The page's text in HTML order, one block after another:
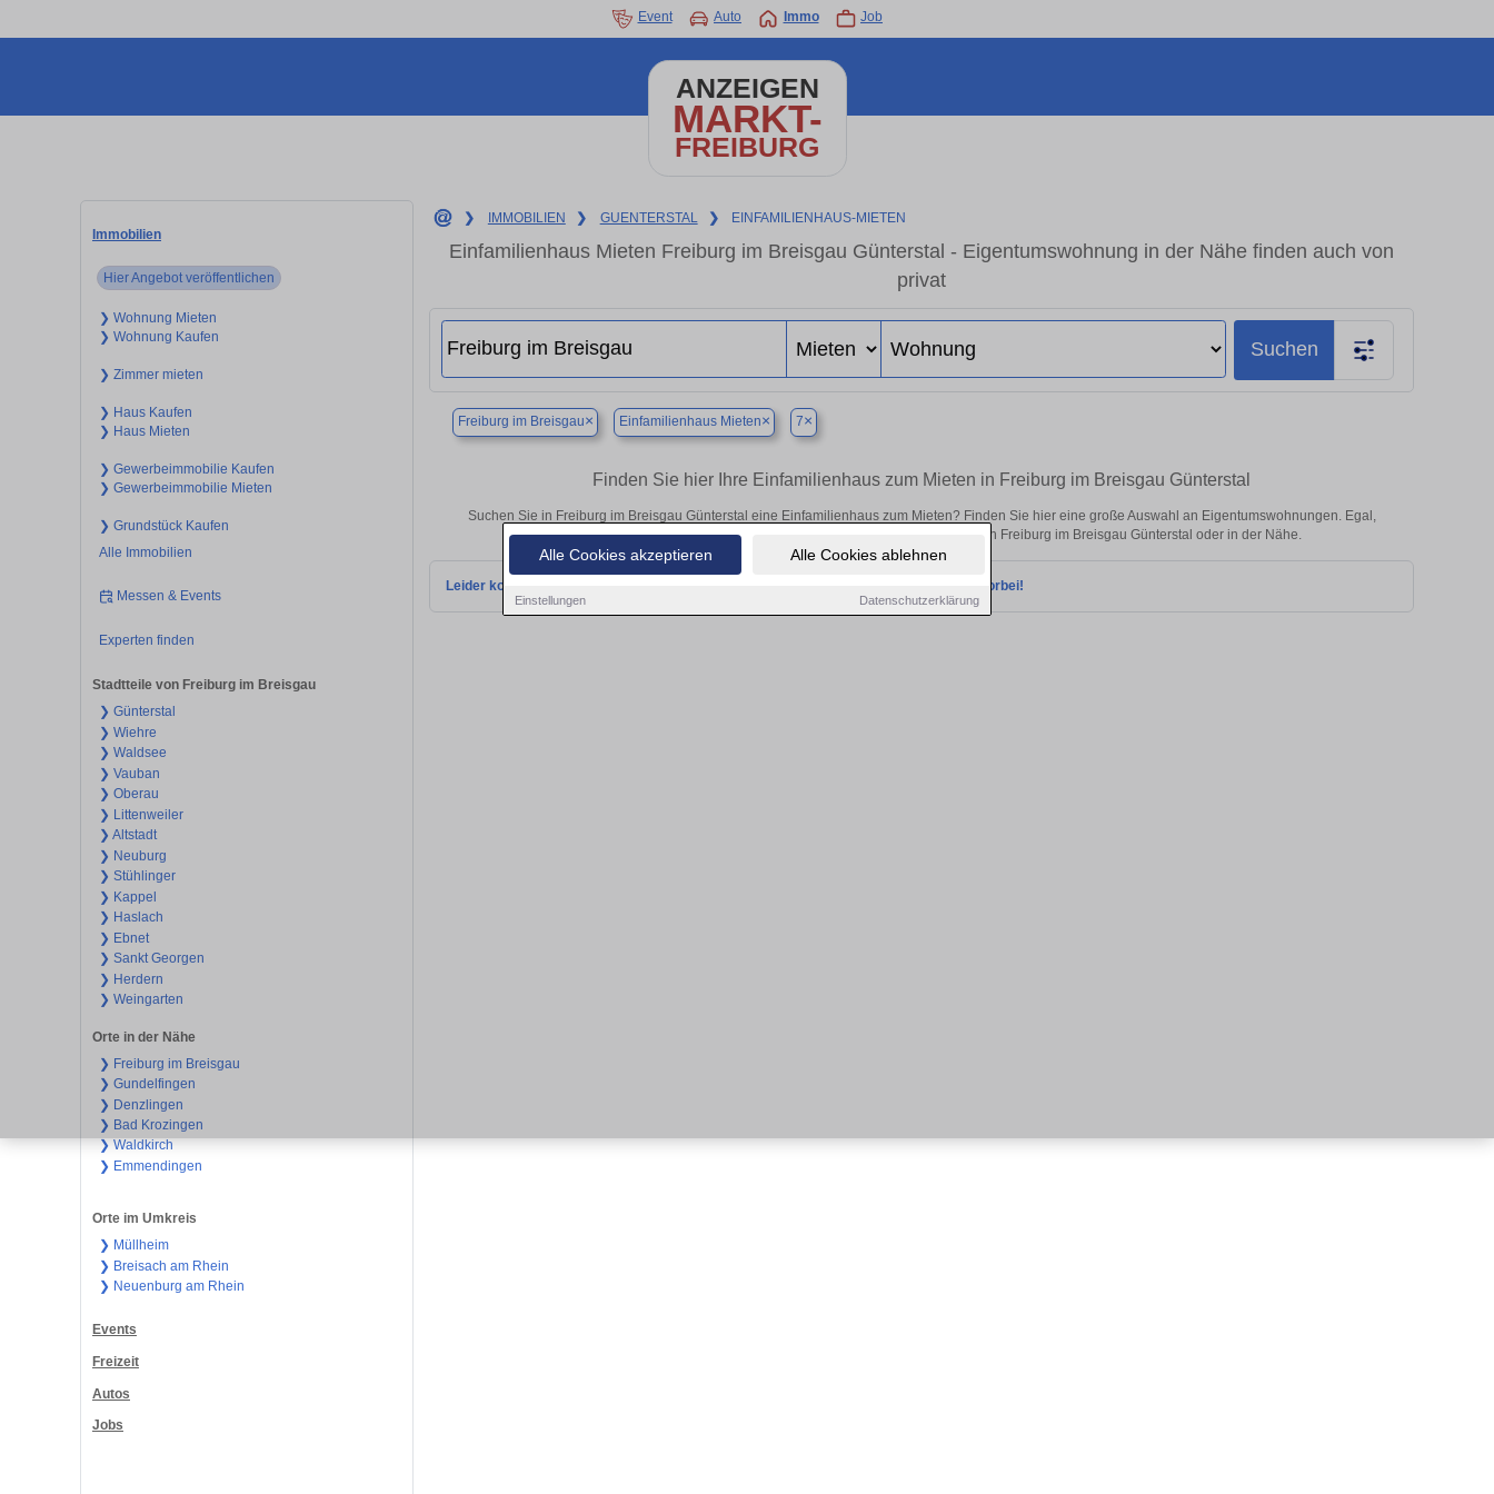
Alle Cookies akzeptieren Alle Cookies ablehnen
Einstellungen Datenschutzerklärung
Event Auto Immo Job
ANZEIGEN
MARKT-
FREIBURG
Immobilien
Hier Angebot veröffentlichen
❯ Wohnung Mieten
❯ Wohnung Kaufen
❯ Zimmer mieten
❯ Haus Kaufen
❯ Haus Mieten
❯ Gewerbeimmobilie Kaufen
❯ Gewerbeimmobilie Mieten
❯ Grundstück Kaufen
Alle Immobilien
Messen & Events
Experten finden
Stadtteile von Freiburg im Breisgau
❯ Günterstal
❯ Wiehre
❯ Waldsee
❯ Vauban
❯ Oberau
❯ Littenweiler
❯ Altstadt
❯ Neuburg
❯ Stühlinger
❯ Kappel
❯ Haslach
❯ Ebnet
❯ Sankt Georgen
❯ Herdern
❯ Weingarten
Orte in der Nähe
❯ Freiburg im Breisgau
❯ Gundelfingen
❯ Denzlingen
❯ Bad Krozingen
❯ Waldkirch
❯ Emmendingen
Orte im Umkreis
❯ Müllheim
❯ Breisach am Rhein
❯ Neuenburg am Rhein
Events
Freizeit
Autos
Jobs
❯ IMMOBILIEN ❯ GUENTERSTAL ❯ EINFAMILIENHAUS-MIETEN
Einfamilienhaus Mieten Freiburg im Breisgau Günterstal - Eigentumswohnung in der Nähe finden auch von
privat
Suchen
Freiburg im Breisgau× Einfamilienhaus Mieten× 7×
Finden Sie hier Ihre Einfamilienhaus zum Mieten in Freiburg im Breisgau Günterstal
Suchen Sie in Freiburg im Breisgau Günterstal eine Einfamilienhaus zum Mieten? Finden Sie hier eine große Auswahl an Eigentumswohnungen. Egal,
ob als Kapitalanlage oder zur Vermietung – hier finden Sie Ihre Immobilie in Freiburg im Breisgau Günterstal oder in der Nähe.
Leider konnten wir derzeit keine passenden Objekte finden. Schauen Sie bald wieder vorbei!